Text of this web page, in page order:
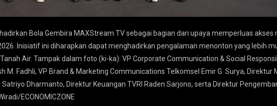
Bola Gembira MAXStream TV sebagai bagian dari upaya memperluas akses
Inisiatif ini diharapkan dapat menghadirkan pengalaman menonton yang lebih
Air. Tampak dalam foto (ki-ka): VP Corporate Communication & Social
M. Fadhli, VP Brand & Marketing Communications Telkomsel Emir G. Surya, Direktur
Satriyo Dharmanto, Direktur Keuangan TVRI Raden Sarjono, serta Direktur
ECONOMICZONE